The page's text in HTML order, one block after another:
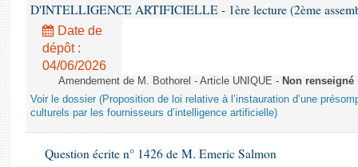
D'INTELLIGENCE ARTIFICIELLE - 1ère lecture (2ème
Date de
dépôt :
04/06/2026
Amendement de M. Bothorel - Article UNIQUE - Non renseigné
Voir le dossier (Proposition de loi relative à l’instauration d’une
culturels par les fournisseurs d’intelligence artificielle)
Question écrite n° 1426 de M. Emeric Salmon